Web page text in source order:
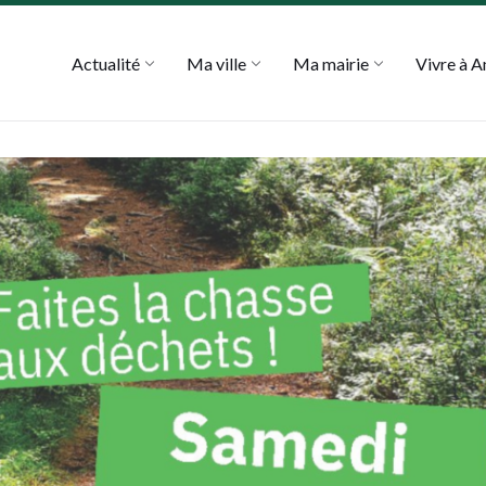
Actualité Ma ville Ma mairie Vivre à